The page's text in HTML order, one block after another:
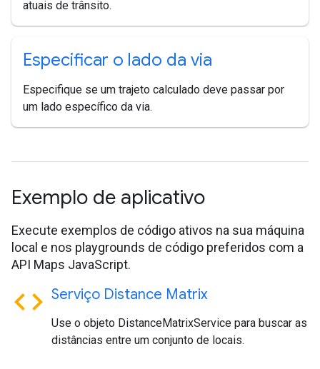
atuais de trânsito.
Especificar o lado da via
Especifique se um trajeto calculado deve passar por
um lado específico da via.
Exemplo de aplicativo
Execute exemplos de código ativos na sua máquina
local e nos playgrounds de código preferidos com a
API Maps JavaScript.
code Serviço Distance Matrix
Use o objeto DistanceMatrixService para buscar as
distâncias entre um conjunto de locais.